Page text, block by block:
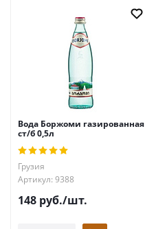
Вода Боржоми газированная
ст/б 0,5л
Грузия
Артикул: 9388
148 руб./шт.